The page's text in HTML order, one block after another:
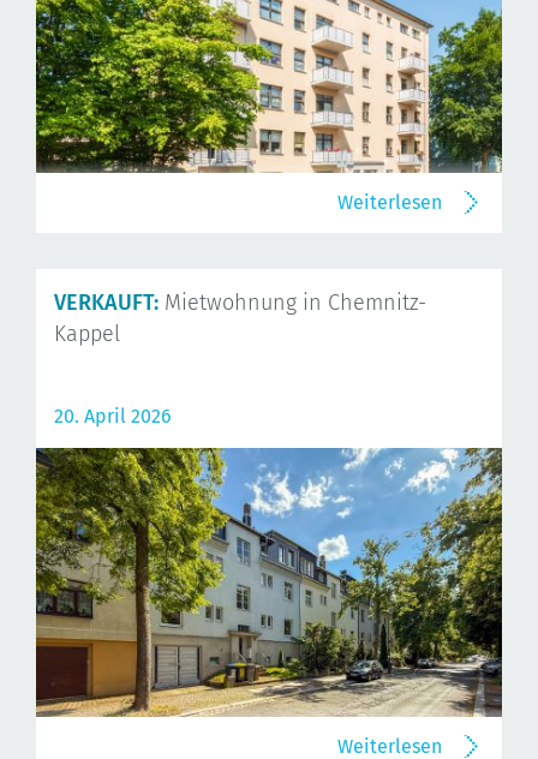
Weiterlesen
VERKAUFT: Mietwohnung in Chemnitz-
Kappel
20. April 2026
Weiterlesen